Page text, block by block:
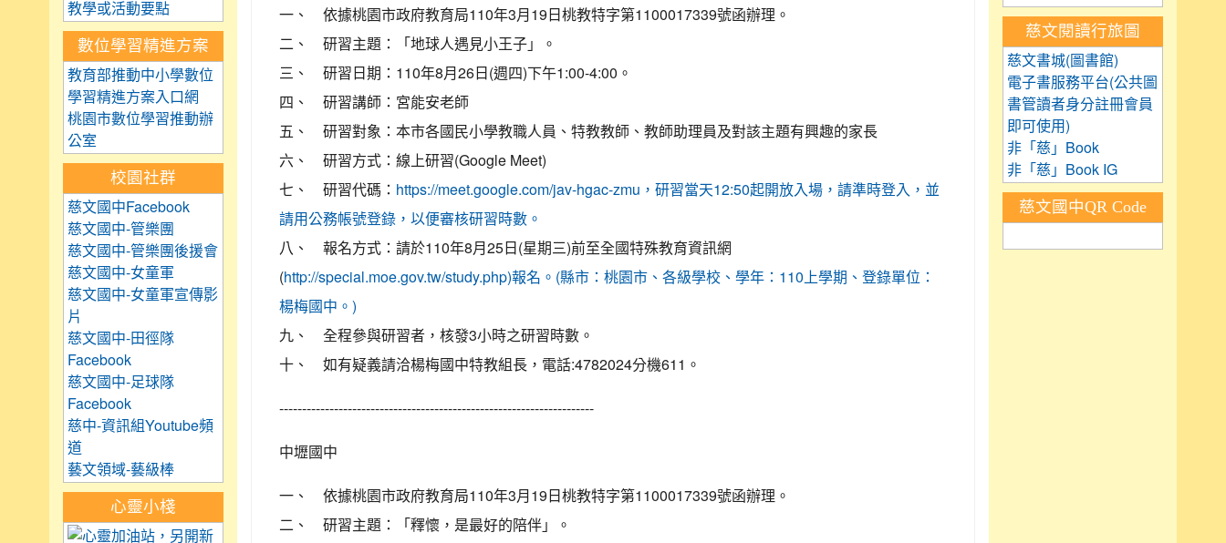
一、 依據桃園市政府教育局110年3月19日桃教特字第1100017339號函辦理。
二、 研習主題：「地球人遇見小王子」。
三、 研習日期：110年8月26日(週四)下午1:00-4:00。
四、 研習講師：宮能安老師
五、 研習對象：本市各國民小學教職人員、特教教師、教師助理員及對該主題有興趣的家長
六、 研習方式：線上研習(Google Meet)
七、 研習代碼： https://meet.google.com/jav-hgac-zmu，研習當天12:50起開放入場，請準時登入，並
請用公務帳號登錄，以便審核研習時數。
八、 報名方式：請於110年8月25日(星期三)前至全國特殊教育資訊網
(http://special.moe.gov.tw/study.php)報名。(縣市：桃園市、各級學校、學年：110上學期、登錄單位：
楊梅國中。)
九、 全程參與研習者，核發3小時之研習時數。
十、 如有疑義請洽楊梅國中特教組長，電話:4782024分機611。
---------------------------------------------------------------------
中壢國中
一、 依據桃園市政府教育局110年3月19日桃教特字第1100017339號函辦理。
二、 研習主題：「釋懷，是最好的陪伴」。
教學或活動要點
數位學習精進方案
教育部推動中小學數位
學習精進方案入口網
桃園市數位學習推動辦
公室
校園社群
慈文國中Facebook
慈文國中-管樂團
慈文國中-管樂團後援會
慈文國中-女童軍
慈文國中-女童軍宣傳影
片
慈文國中-田徑隊
Facebook
慈文國中-足球隊
Facebook
慈中-資訊組Youtube頻
道
藝文領域-藝級棒
心靈小棧
link to https://care.tyc.edu.tw/ \ title=心靈加油站，另開新視窗
慈文閱讀行旅圖
慈文書城(圖書館)
電子書服務平台(公共圖
書管讀者身分註冊會員
即可使用)
非「慈」Book
非「慈」Book IG
慈文國中QR Code